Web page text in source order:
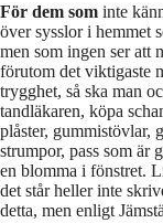
För dem som inte
över sysslor i hemmet
men som ingen ser att
förutom det viktigaste
trygghet, så ska man
tandläkaren, köpa
plåster, gummistövlar,
strumpor, pass som är
en blomma i fönstret.
det står heller inte
detta, men enligt